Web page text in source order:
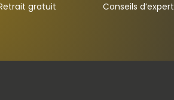
gratuit Conseils d’expert